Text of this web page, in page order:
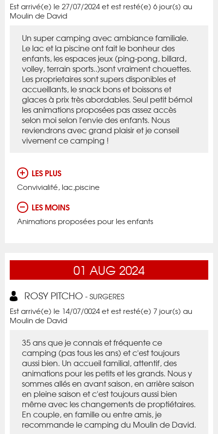
Est arrivé(e) le 27/07/2024 et est resté(e) 6 jour(s) au
Moulin de David
Un super camping avec ambiance familiale.
Le lac et la piscine ont fait le bonheur des
enfants, les espaces jeux (ping-pong, billard,
volley, terrain sports..)sont vraiment chouettes.
Les proprietaires sont supers disponibles et
accueillants, le snack bons et boissons et
glaces à prix très abordables. Seul petit bémol
les animations proposées pas assez accès
selon moi selon l'envie des enfants. Nous
reviendrons avec grand plaisir et je conseil
vivement ce camping !
LES PLUS
Convivialité, lac,piscine
LES MOINS
Animations proposées pour les enfants
01 AUG 2024
ROSY PITCHO - SURGERES
Est arrivé(e) le 14/07/0024 et est resté(e) 7 jour(s) au
Moulin de David
35 ans que je connais et fréquente ce
camping (pas tous les ans) et c'est toujours
aussi bien. Un accueil familial, attentif, des
animations pour les petits et les grands. Nous y
sommes allés en avant saison, en arrière saison
en pleine saison et c'est toujours aussi bien
même avec les changements de proptiétaires.
En couple, en famille ou entre amis, je
recommande le camping du Moulin de David.